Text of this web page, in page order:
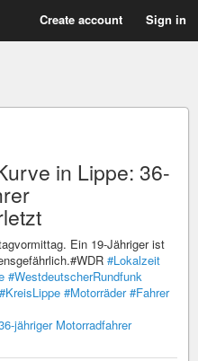
Create account Sign in
in Lippe: 36-
Ein 19-Jähriger ist
#Lokalzeit
#WestdeutscherRundfunk
#KreisLippe #Motorräder #Fahrer
jähriger Motorradfahrer